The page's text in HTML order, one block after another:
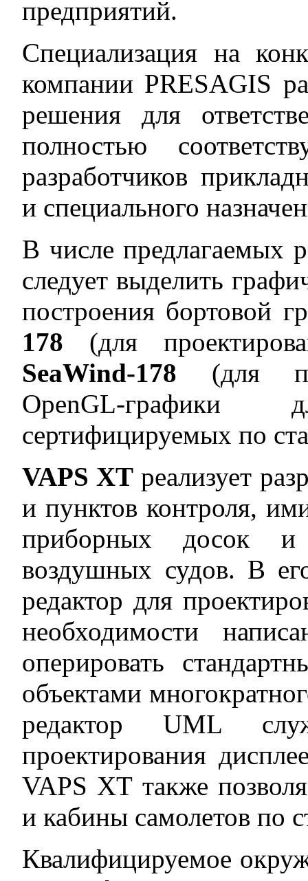
предприятий.
Специализация на
компании PRESAGIS
решения для
полностью
разработчиков
и специального
В числе предлагаемых
следует выделить
построения бортовой
178 (для
SeaWind-178 (для
OpenGL-
сертифицируемых по
VAPS XT реализует
и пунктов контроля,
приборных досок и
воздушных судов. В
редактор для
необходимости
оперировать
объектами
редактор UML
проектирования
VAPS XT также
и кабины самолетов по
Квалифицируемое